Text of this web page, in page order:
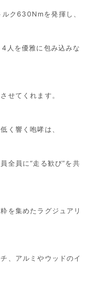
ク630Nmを発揮し、
を優雅に包み込みな
せてくれます。
く響く咆哮は、
全員に“走る歓び”を共
を集めたラグジュアリ
、アルミやウッドのイ